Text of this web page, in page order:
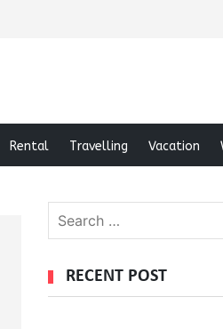
Rental Travelling Vacation
RECENT POST